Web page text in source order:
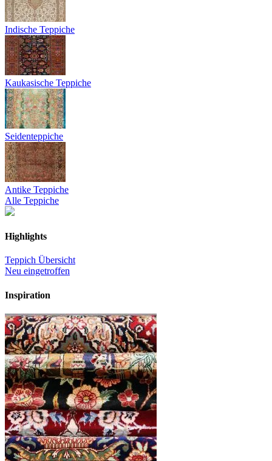
Indische Teppiche
Kaukasische Teppiche
Seidenteppiche
Antike Teppiche
Alle Teppiche
Highlights
Teppich Übersicht
Neu eingetroffen
Inspiration